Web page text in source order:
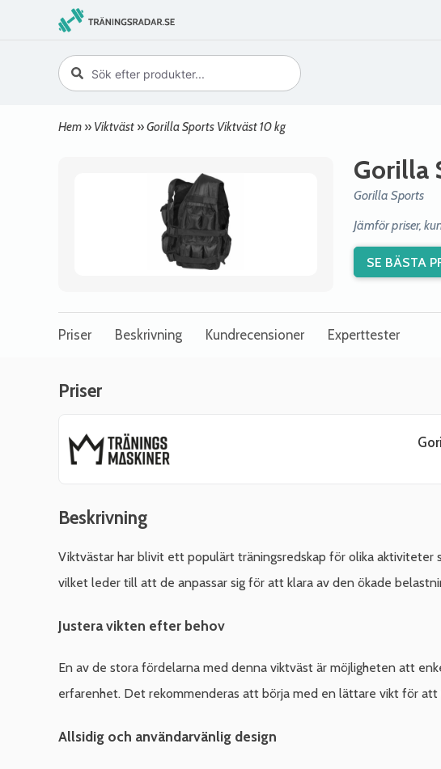
Hem » Viktväst »Gorilla Sports Viktväst 10 kg
Gorilla
Gorilla Sports
Jämför priser,
SE BÄSTA
Priser Beskrivning Kundrecensioner Experttester
Priser
Beskrivning
Viktvästar har blivit ett populärt träningsredskap för olika aktiviteter
vilket leder till att de anpassar sig för att klara av den ökade
Justera vikten efter behov
En av de stora fördelarna med denna viktväst är möjligheten att
erfarenhet. Det rekommenderas att börja med en lättare vikt för att
Allsidig och användarvänlig design